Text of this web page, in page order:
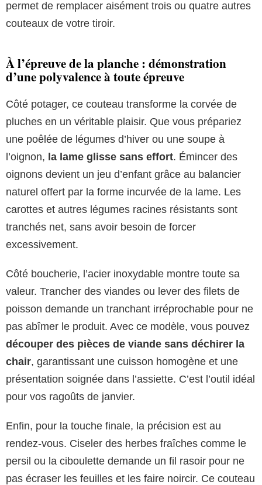
permet de remplacer aisément trois ou quatre autres
couteaux de votre tiroir.
À l’épreuve de la planche : démonstration
d’une polyvalence à toute épreuve
Côté potager, ce couteau transforme la corvée de
pluches en un véritable plaisir. Que vous prépariez
une poêlée de légumes d’hiver ou une soupe à
l’oignon, la lame glisse sans effort. Émincer des
oignons devient un jeu d’enfant grâce au balancier
naturel offert par la forme incurvée de la lame. Les
carottes et autres légumes racines résistants sont
tranchés net, sans avoir besoin de forcer
excessivement.
Côté boucherie, l’acier inoxydable montre toute sa
valeur. Trancher des viandes ou lever des filets de
poisson demande un tranchant irréprochable pour ne
pas abîmer le produit. Avec ce modèle, vous pouvez
découper des pièces de viande sans déchirer la
chair, garantissant une cuisson homogène et une
présentation soignée dans l’assiette. C’est l’outil idéal
pour vos ragoûts de janvier.
Enfin, pour la touche finale, la précision est au
rendez-vous. Ciseler des herbes fraîches comme le
persil ou la ciboulette demande un fil rasoir pour ne
pas écraser les feuilles et les faire noircir. Ce couteau